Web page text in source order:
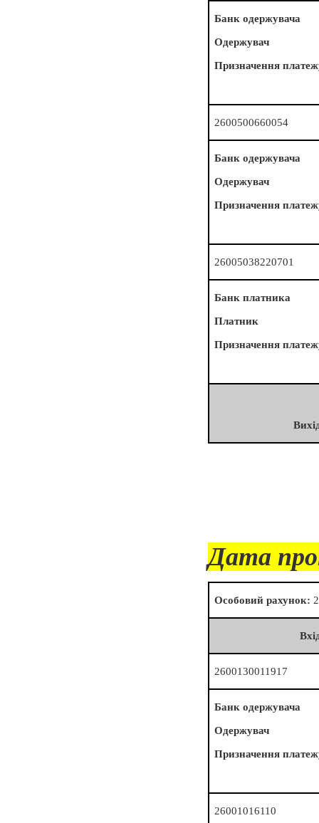
Банк одержувача
Одержувач
Призначення
2600500660054
Банк одержувача
Одержувач
Призначення
26005038220701
Банк платника
Платник
Призначення
Дата
Особовий рахунок:
2600130011917
Банк одержувача
Одержувач
Призначення
26001016110